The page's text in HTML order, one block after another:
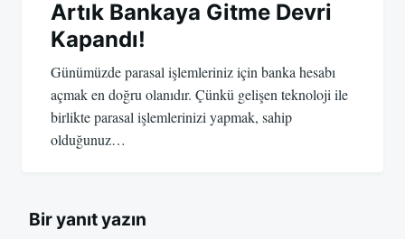
Artık Bankaya Gitme Devri
Kapandı!
Günümüzde parasal işlemleriniz için banka hesabı
açmak en doğru olanıdır. Çünkü gelişen teknoloji ile
birlikte parasal işlemlerinizi yapmak, sahip
olduğunuz…
Bir yanıt yazın